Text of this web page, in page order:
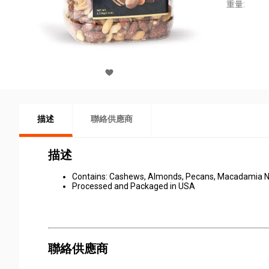
重量:
描述 聯絡供應商
描述
Contains: Cashews, Almonds, Pecans, Macadamia
Processed and Packaged in USA
聯絡供應商